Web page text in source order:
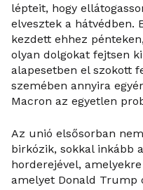
lépteit, hogy
elvesztek a hátvédben.
kezdett ehhez
olyan dolgokat fejtsen
alapesetben el szokott
szemében annyira
Macron az egyetlen
Az unió elsősorban
birkózik, sokkal inkább
horderejével,
amelyet Donald Trump